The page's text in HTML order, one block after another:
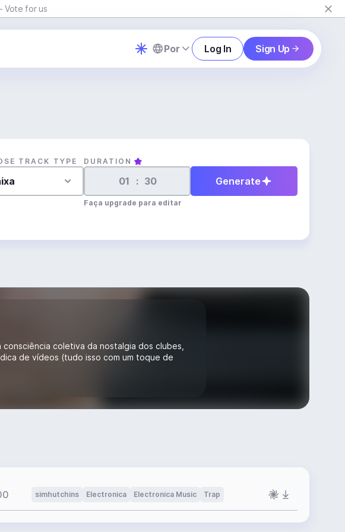
Vote for us
Por Log In Sign Up
TRACK TYPE DURATION
:
Faça upgrade para editar
Generate
coletiva da nostalgia dos clubes,
de vídeos (tudo isso com um toque de
simhutchins Electronica Electronica Music Trap